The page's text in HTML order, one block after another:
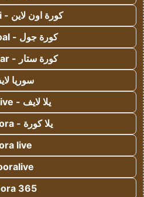
كورة اون لاين - kora onli
كورة جول - kora goal
كورة ستار - kora star
سوريا
يلا لايف - yalla live
يلا كورة - yallakora
live
365